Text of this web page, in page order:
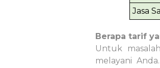
Jasa
Berapa tarif
Untuk
melayani